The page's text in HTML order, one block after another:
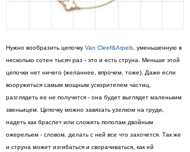
Нужно вообразить цепочку Van Cleef&Arpels , уменьшенную в
несколько сотен тысяч раз - это и есть струна. Меньше этой
цепочки нет ничего (желаннее, впрочем, тоже). Даже если
вооружиться самым мощным ускорителем частиц,
разглядеть ее не получится - она будет выглядет маленьким
звеньицем. Цепочку можно завязать узелком на груди,
надеть как браслет или сложить пополам двойным
ожерельем - словом, делать с ней все что захочется. Так же
и струна может изгибаться и сворачиваться, как ей